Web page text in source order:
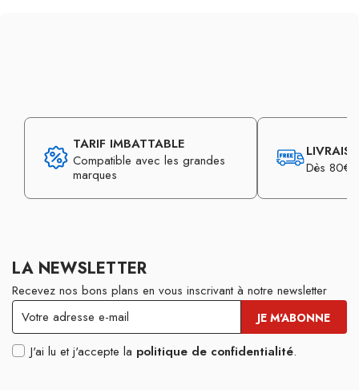
TARIF IMBATTABLE
Compatible avec les grandes
marques
Dès 80€
LA NEWSLETTER
Recevez nos bons plans en vous inscrivant à notre newsletter
J'ai lu et j'accepte la politique de confidentialité.